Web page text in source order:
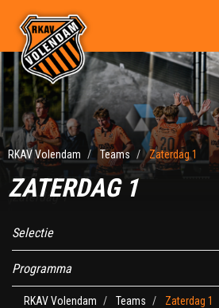
RKAV Volendam Teams Zaterdag 1
ZATERDAG 1
Zaterdag 1
Selectie
Programma
RKAV Volendam Teams Zaterdag 1